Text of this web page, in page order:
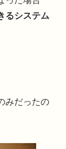
るシステム
みだったの